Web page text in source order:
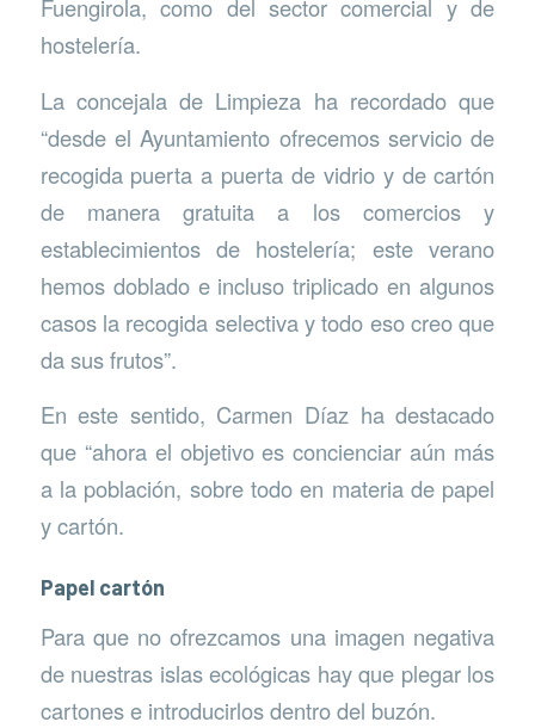
Fuengirola, como del sector comercial y de
hostelería.
La concejala de Limpieza ha recordado que
“desde el Ayuntamiento ofrecemos servicio de
recogida puerta a puerta de vidrio y de cartón
de manera gratuita a los comercios y
establecimientos de hostelería; este verano
hemos doblado e incluso triplicado en algunos
casos la recogida selectiva y todo eso creo que
da sus frutos”.
En este sentido, Carmen Díaz ha destacado
que “ahora el objetivo es concienciar aún más
a la población, sobre todo en materia de papel
y cartón.
Papel cartón
Para que no ofrezcamos una imagen negativa
de nuestras islas ecológicas hay que plegar los
cartones e introducirlos dentro del buzón.